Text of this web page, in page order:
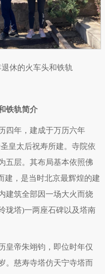
休的火车头和铁轨
铁轨简介
四年，建成于万历六年
皇太后祝寿所建。寺院依
五层。其布局基本依照佛
建，是当时北京最辉煌的建
建筑全部因一场大火而烧
珑塔)一两座石碑以及塔南
皇帝朱翊钧，即位时年仅
。慈寿寺塔仿天宁寺塔而